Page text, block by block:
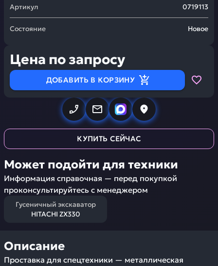
Артикул 0719113
Состояние Новое
Цена по запросу
ДОБАВИТЬ В КОРЗИНУ
КУПИТЬ СЕЙЧАС
Может подойти для техники
Информация справочная — перед покупкой
проконсультируйтесь с менеджером
Гусеничный экскаватор
HITACHI ZX330
Описание
Проставка для спецтехники — металлическая